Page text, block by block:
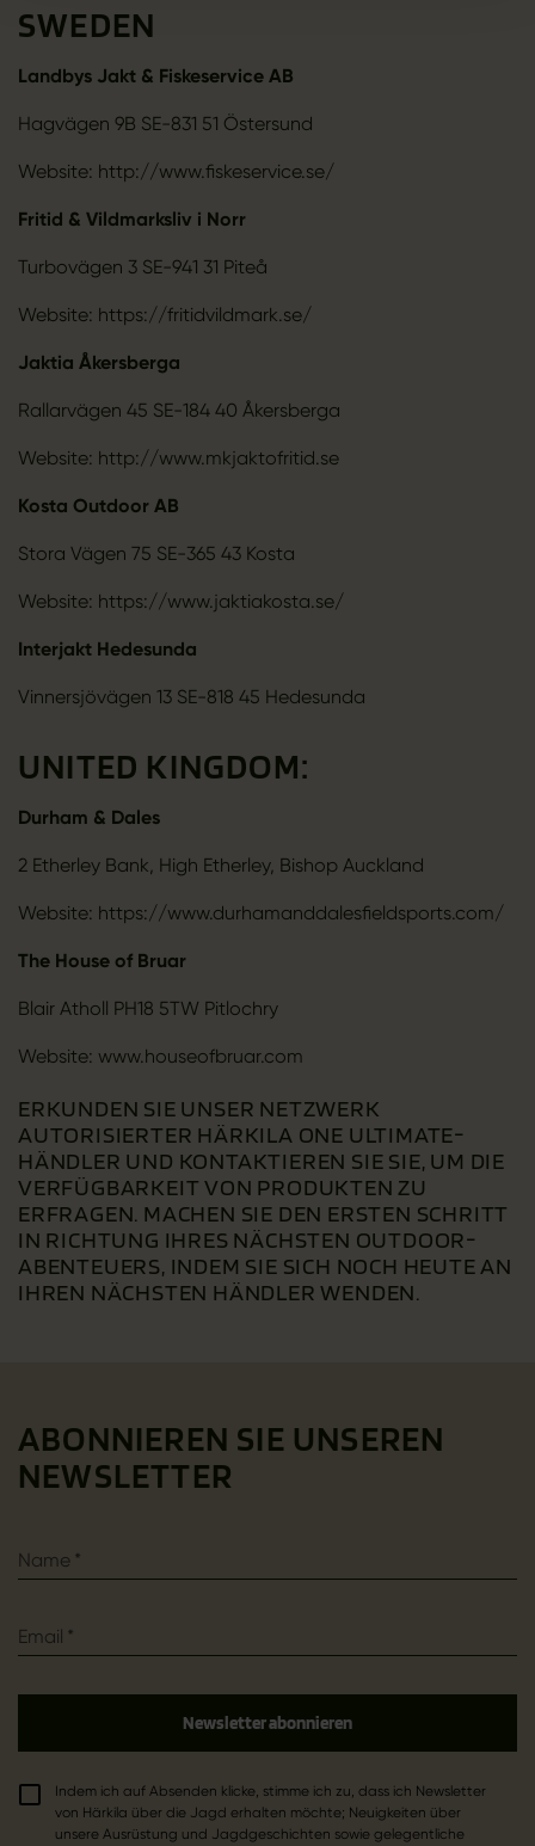
SWEDEN
Landbys Jakt & Fiskeservice AB
Hagvägen 9B SE-831 51 Östersund
Website: http://www.fiskeservice.se/
Fritid & Vildmarksliv i Norr
Turbovägen 3 SE-941 31 Piteå
Website: https://fritidvildmark.se/
Jaktia Åkersberga
Rallarvägen 45 SE-184 40 Åkersberga
Website: http://www.mkjaktofritid.se
Kosta Outdoor AB
Stora Vägen 75 SE-365 43 Kosta
Website: https://www.jaktiakosta.se/
Interjakt Hedesunda
Vinnersjövägen 13 SE-818 45 Hedesunda
UNITED KINGDOM:
Durham & Dales
2 Etherley Bank, High Etherley, Bishop Auckland
Website: https://www.durhamanddalesfieldsports.com/
The House of Bruar
Blair Atholl PH18 5TW Pitlochry
Website: www.houseofbruar.com
ERKUNDEN SIE UNSER NETZWERK
AUTORISIERTER HÄRKILA ONE ULTIMATE-
HÄNDLER UND KONTAKTIEREN SIE SIE, UM DIE
VERFÜGBARKEIT VON PRODUKTEN ZU
ERFRAGEN. MACHEN SIE DEN ERSTEN SCHRITT
IN RICHTUNG IHRES NÄCHSTEN OUTDOOR-
ABENTEUERS, INDEM SIE SICH NOCH HEUTE AN
IHREN NÄCHSTEN HÄNDLER WENDEN.
ABONNIEREN SIE UNSEREN
NEWSLETTER
Name *
Email *
Indem ich auf Absenden klicke, stimme ich zu, dass ich Newsletter
von Härkila über die Jagd erhalten möchte; Neuigkeiten über
unsere Ausrüstung und Jagdgeschichten sowie gelegentliche
Newsletter abonnieren